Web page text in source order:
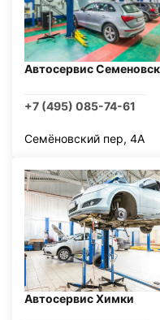
Автосервис
+7 (495) 085-74-61
Семёновский пер, 4А
Автосервис Химки